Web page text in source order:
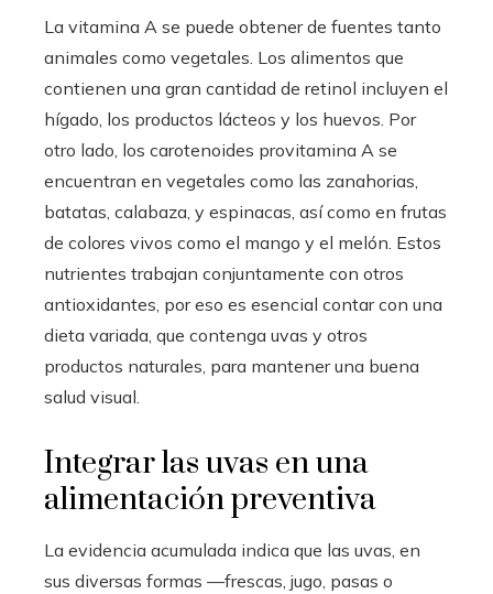
La vitamina A se puede obtener de fuentes tanto
animales como vegetales. Los alimentos que
contienen una gran cantidad de retinol incluyen el
hígado, los productos lácteos y los huevos. Por
otro lado, los carotenoides provitamina A se
encuentran en vegetales como las zanahorias,
batatas, calabaza, y espinacas, así como en frutas
de colores vivos como el mango y el melón. Estos
nutrientes trabajan conjuntamente con otros
antioxidantes, por eso es esencial contar con una
dieta variada, que contenga uvas y otros
productos naturales, para mantener una buena
salud visual.
Integrar las uvas en una
alimentación preventiva
La evidencia acumulada indica que las uvas, en
sus diversas formas —frescas, jugo, pasas o